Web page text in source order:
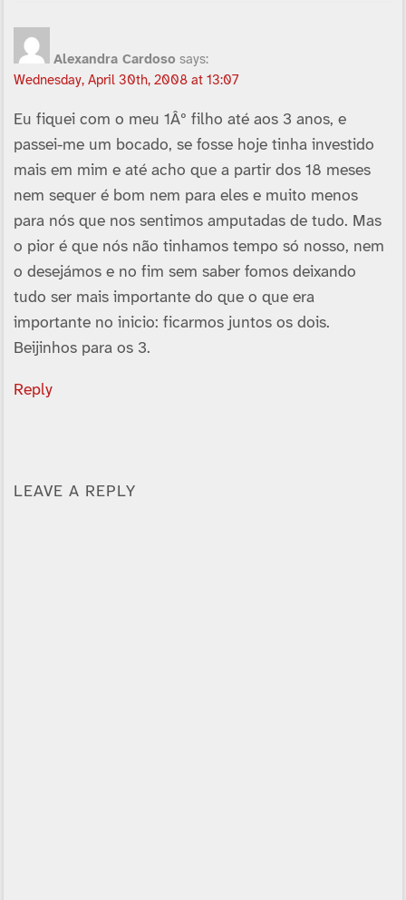
Alexandra Cardoso says:
Wednesday, April 30th, 2008 at 13:07
Eu fiquei com o meu 1Âº filho até aos 3 anos, e
passei-me um bocado, se fosse hoje tinha investido
mais em mim e até acho que a partir dos 18 meses
nem sequer é bom nem para eles e muito menos
para nós que nos sentimos amputadas de tudo. Mas
o pior é que nós não tinhamos tempo só nosso, nem
o desejámos e no fim sem saber fomos deixando
tudo ser mais importante do que o que era
importante no inicio: ficarmos juntos os dois.
Beijinhos para os 3.
Reply
LEAVE A REPLY